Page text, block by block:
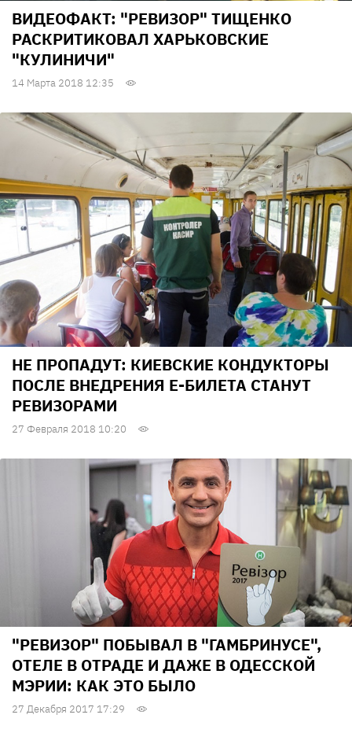
ВИДЕОФАКТ: "РЕВИЗОР" ТИЩЕНКО
РАСКРИТИКОВАЛ ХАРЬКОВСКИЕ
"КУЛИНИЧИ"
14 Марта 2018 12:35
НЕ ПРОПАДУТ: КИЕВСКИЕ КОНДУКТОРЫ
ПОСЛЕ ВНЕДРЕНИЯ Е-БИЛЕТА СТАНУТ
РЕВИЗОРАМИ
27 Февраля 2018 10:20
"РЕВИЗОР" ПОБЫВАЛ В "ГАМБРИНУСЕ",
ОТЕЛЕ В ОТРАДЕ И ДАЖЕ В ОДЕССКОЙ
МЭРИИ: КАК ЭТО БЫЛО
27 Декабря 2017 17:29